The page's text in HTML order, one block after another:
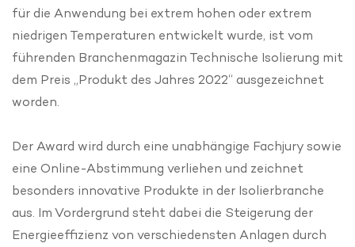
für die Anwendung bei extrem hohen oder extrem
niedrigen Temperaturen entwickelt wurde, ist vom
führenden Branchenmagazin Technische Isolierung mit
dem Preis „Produkt des Jahres 2022“ ausgezeichnet
worden.
Der Award wird durch eine unabhängige Fachjury sowie
eine Online-Abstimmung verliehen und zeichnet
besonders innovative Produkte in der Isolierbranche
aus. Im Vordergrund steht dabei die Steigerung der
Energieeffizienz von verschiedensten Anlagen durch